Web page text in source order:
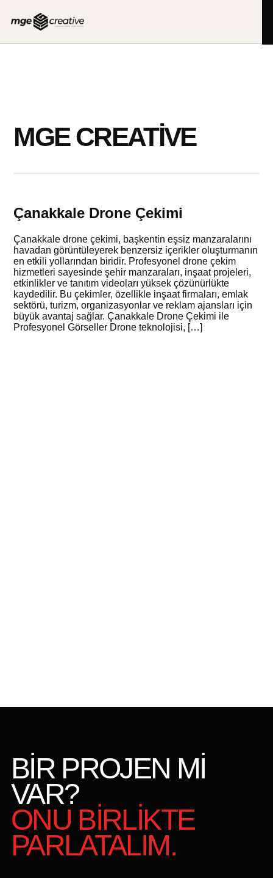
MGE CREATIVE
Çanakkale Drone Çekimi
Çanakkale drone çekimi, başkentin eşsiz manzaralarını
havadan görüntüleyerek benzersiz içerikler oluşturmanın
en etkili yollarından biridir. Profesyonel drone çekim
hizmetleri sayesinde şehir manzaraları, inşaat projeleri,
etkinlikler ve tanıtım videoları yüksek çözünürlükte
kaydedilir. Bu çekimler, özellikle inşaat firmaları, emlak
sektörü, turizm, organizasyonlar ve reklam ajansları için
büyük avantaj sağlar. Çanakkale Drone Çekimi ile
Profesyonel Görseller Drone teknolojisi, […]
BİR PROJEN Mİ
VAR?
ONU BİRLİKTE
PARLATALIM.